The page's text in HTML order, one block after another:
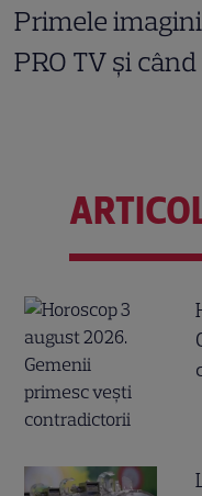
Primele
PRO TV și